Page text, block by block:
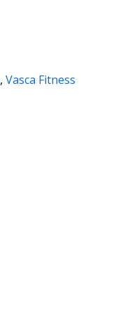
, Vasca Fitness